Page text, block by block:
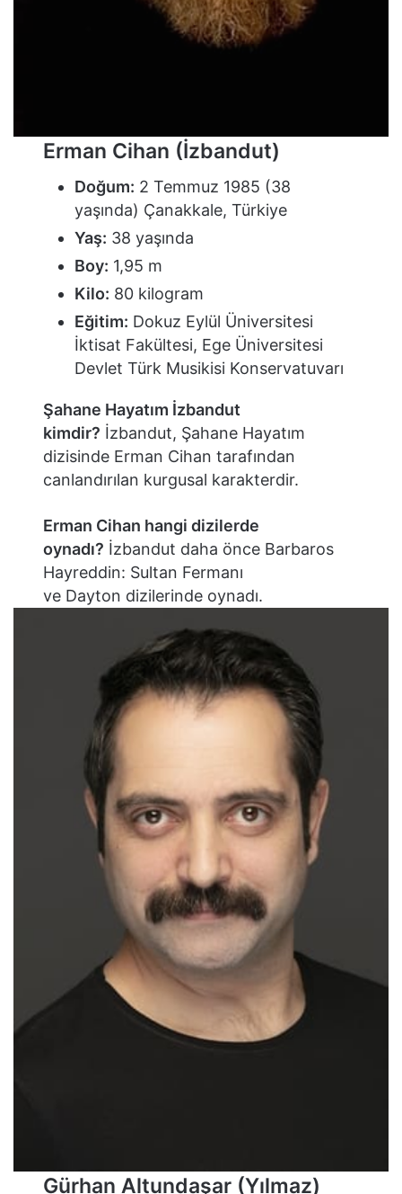
Erman Cihan (İzbandut)
Doğum: 2 Temmuz 1985 (38
yaşında) Çanakkale, Türkiye
Yaş: 38 yaşında
Boy: 1,95 m
Kilo: 80 kilogram
Eğitim: Dokuz Eylül Üniversitesi
İktisat Fakültesi, Ege Üniversitesi
Devlet Türk Musikisi Konservatuvarı
Şahane Hayatım İzbandut
kimdir? İzbandut, Şahane Hayatım
dizisinde Erman Cihan tarafından
canlandırılan kurgusal karakterdir.
Erman Cihan hangi dizilerde
oynadı? İzbandut daha önce Barbaros
Hayreddin: Sultan Fermanı
ve Dayton dizilerinde oynadı.
Gürhan Altundaşar (Yılmaz)